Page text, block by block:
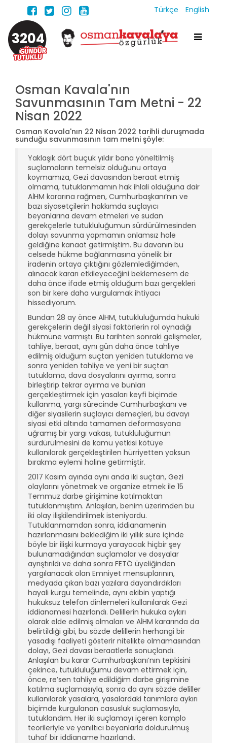
Türkçe English
3204
Osman Kavala'nın
Savunmasının Tam Metni - 22
Nisan 2022
Osman Kavala'nın 22 Nisan 2022 tarihli duruşmada
sunduğu savunmasının tam metni şöyle:
Yaklaşık dört buçuk yıldır bana yöneltilmiş
suçlamaların temelsiz olduğunu ortaya
koymamıza, Gezi davasından beraat etmiş
olmama, tutuklanmamın hak ihlali olduğuna dair
AİHM kararına rağmen, Cumhurbaşkanı’nın ve
bazı siyasetçilerin hakkımda suçlayıcı
beyanlarına devam etmeleri ve sudan
gerekçelerle tutukluluğumun sürdürülmesinden
dolayı savunma yapmamın anlamsız hale
geldiğine kanaat getirmiştim. Bu davanın bu
celsede hükme bağlanmasına yönelik bir
iradenin ortaya çıktığını gözlemlediğimden,
alınacak kararı etkileyeceğini beklemesem de
daha önce ifade etmiş olduğum bazı gerçekleri
son bir kere daha vurgulamak ihtiyacı
hissediyorum.
Bundan 28 ay önce AİHM, tutukluluğumda hukuki
gerekçelerin değil siyasi faktörlerin rol oynadığı
hükmüne varmıştı. Bu tarihten sonraki gelişmeler,
tahliye, beraat, aynı gün daha önce tahliye
edilmiş olduğum suçtan yeniden tutuklama ve
sonra yeniden tahliye ve yeni bir suçtan
tutuklama, dava dosyalarını ayırma, sonra
birleştirip tekrar ayırma ve bunları
gerçekleştirmek için yasaları keyfi biçimde
kullanma, yargı sürecinde Cumhurbaşkanı ve
diğer siyasilerin suçlayıcı demeçleri, bu davayı
siyasi etki altında tamamen deformasyona
uğramış bir yargı vakası, tutukluluğumun
sürdürülmesini de kamu yetkisi kötüye
kullanılarak gerçekleştirilen hürriyetten yoksun
bırakma eylemi haline getirmiştir.
2017 Kasım ayında aynı anda iki suçtan, Gezi
olaylarını yönetmek ve organize etmek ile 15
Temmuz darbe girişimine katılmaktan
tutuklanmıştım. Anlaşılan, benim üzerimden bu
iki olay ilişkilendirilmek isteniyordu.
Tutuklanmamdan sonra, iddianamenin
hazırlanmasını beklediğim iki yıllık süre içinde
böyle bir ilişki kurmaya yarayacak hiçbir şey
bulunamadığından suçlamalar ve dosyalar
ayrıştırıldı ve daha sonra FETÖ üyeliğinden
yargılanacak olan Emniyet mensuplarının,
medyada çıkan bazı yazılara dayandırdıkları
hayali kurgu temelinde, aynı ekibin yaptığı
hukuksuz telefon dinlemeleri kullanılarak Gezi
iddianamesi hazırlandı. Delillerin hukuka aykırı
olarak elde edilmiş olmaları ve AİHM kararında da
belirtildiği gibi, bu sözde delillerin herhangi bir
yasadışı faaliyeti gösterir nitelikte olmamasından
dolayı, Gezi davası beraatlerle sonuçlandı.
Anlaşılan bu karar Cumhurbaşkanı’nın tepkisini
çekince, tutukluluğumu devam ettirmek için,
önce, re’sen tahliye edildiğim darbe girişimine
katılma suçlamasıyla, sonra da aynı sözde deliller
kullanılarak yasalara, yasalardaki tanımlara aykırı
biçimde kurgulanan casusluk suçlamasıyla,
tutuklandım. Her iki suçlamayı içeren komplo
teorileriyle ve yanıltıcı beyanlarla doldurulmuş
tuhaf bir iddianame hazırlandı.